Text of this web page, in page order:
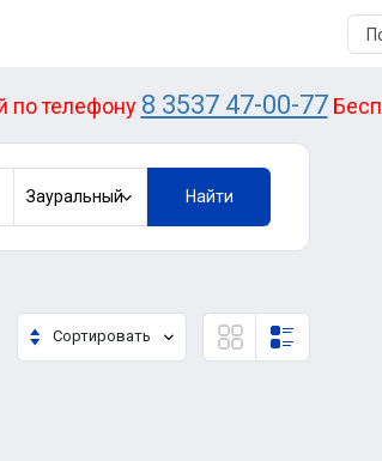
по телефону 8 3537 47-00-77
Зауральный Найти
Сортировать